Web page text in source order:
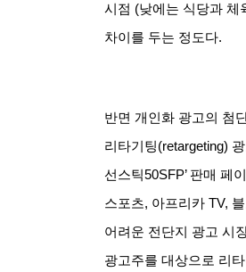
시점 (낮에는 식당과 체
차이를 두는 정도다.
반면 개인화 광고의 첨
리타기팅(retargeting)
선스틱50SFP’ 판매 페이
스포츠, 아프리카 TV,
어려운 전단지 광고 시
광고주를 대상으로 리